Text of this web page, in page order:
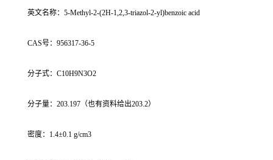
英文名称：5-Methyl-2-(2H-1,2,3-triazol-2-yl)benzoic acid
CAS号：956317-36-5
分子式：C10H9N3O2
分子量：203.197（也有资料给出203.2）
密度：1.4±0.1 g/cm3